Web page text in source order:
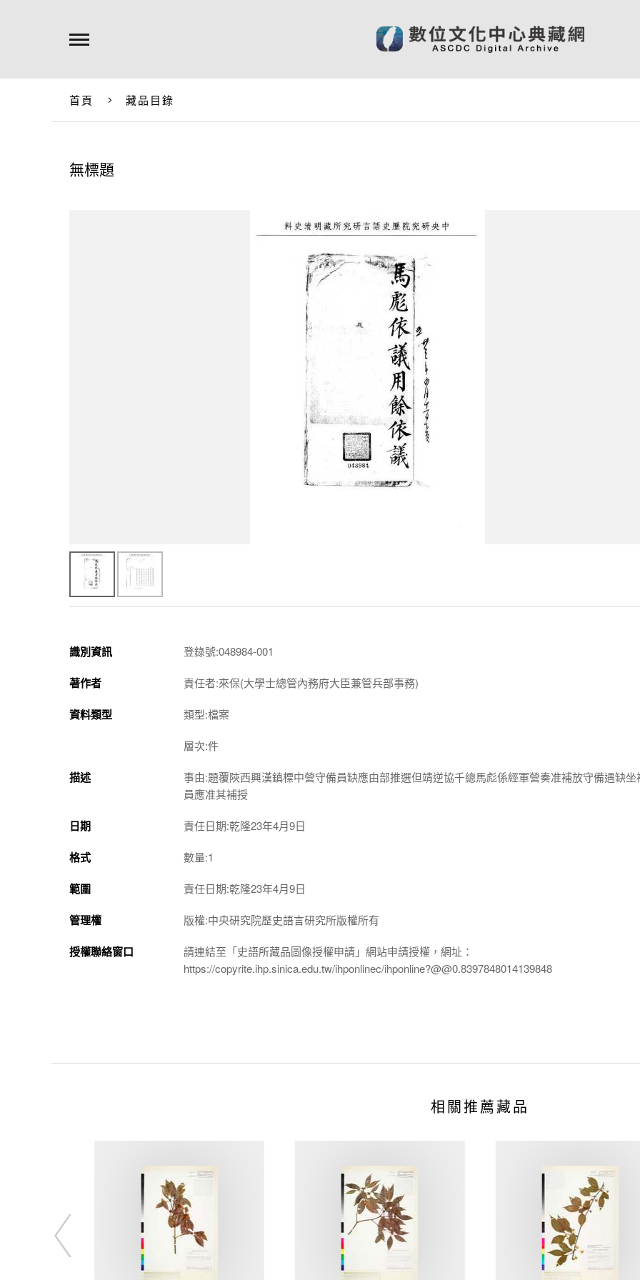
首頁 藏品目錄
無標題
識別資訊 登錄號:048984-001
著作者 責任者:來保(大學士總管內務府大臣兼管兵部事務)
資料類型 類型:檔案
層次:件
描述
事由:題覆陝西興漢鎮標中營守備員缺應由部推選但靖逆協千總馬彪係經軍營奏准補放守備遇缺坐
員應准其補授
日期 責任日期:乾隆23年4月9日
格式 數量:1
範圍 責任日期:乾隆23年4月9日
管理權 版權:中央研究院歷史語言研究所版權所有
授權聯絡窗口
請連結至「史語所藏品圖像授權申請」網站申請授權，網址：
https://copyrite.ihp.sinica.edu.tw/ihponlinec/ihponline?@@0.8397848014139848
相關推薦藏品